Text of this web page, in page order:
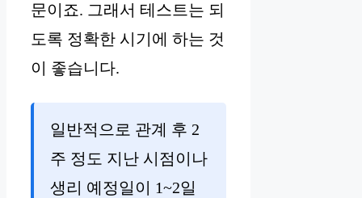
문이죠. 그래서 테스트는 되
도록 정확한 시기에 하는 것
이 좋습니다.
일반적으로 관계 후 2
주 정도 지난 시점이나
생리 예정일이 1~2일